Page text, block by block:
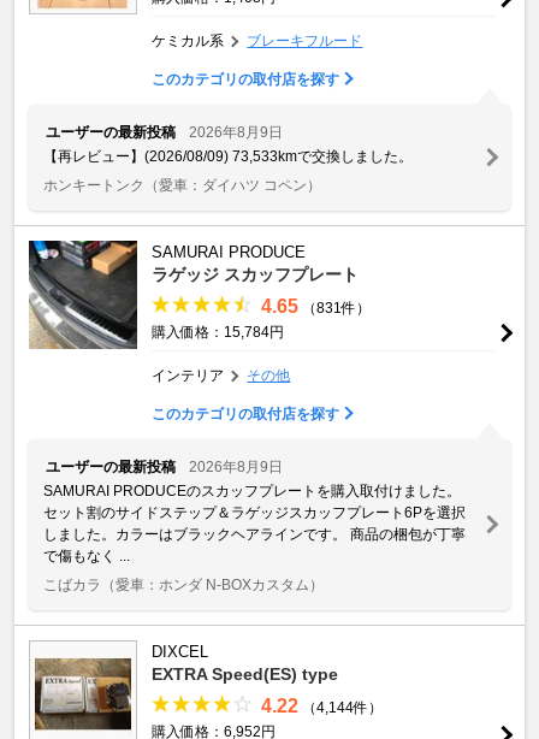
ケミカル系 ブレーキフルード
このカテゴリの取付店を探す
ユーザーの最新投稿
2026年8月9日
【再レビュー】(2026/08/09) 73,533kmで交換しました。
ホンキートンク
（愛車：ダイハツ コペン）
SAMURAI PRODUCE
ラゲッジ スカッフプレート
4.65
（831件）
購入価格：15,784円
インテリア その他
このカテゴリの取付店を探す
ユーザーの最新投稿
2026年8月9日
SAMURAI PRODUCEのスカッフプレートを購入取付けました。
セット割のサイドステップ＆ラゲッジスカッフプレート6Pを選択
しました。カラーはブラックヘアラインです。 商品の梱包が丁寧
で傷もなく ...
こばカラ
（愛車：ホンダ N-BOXカスタム）
DIXCEL
EXTRA Speed(ES) type
4.22
（4,144件）
購入価格：6,952円